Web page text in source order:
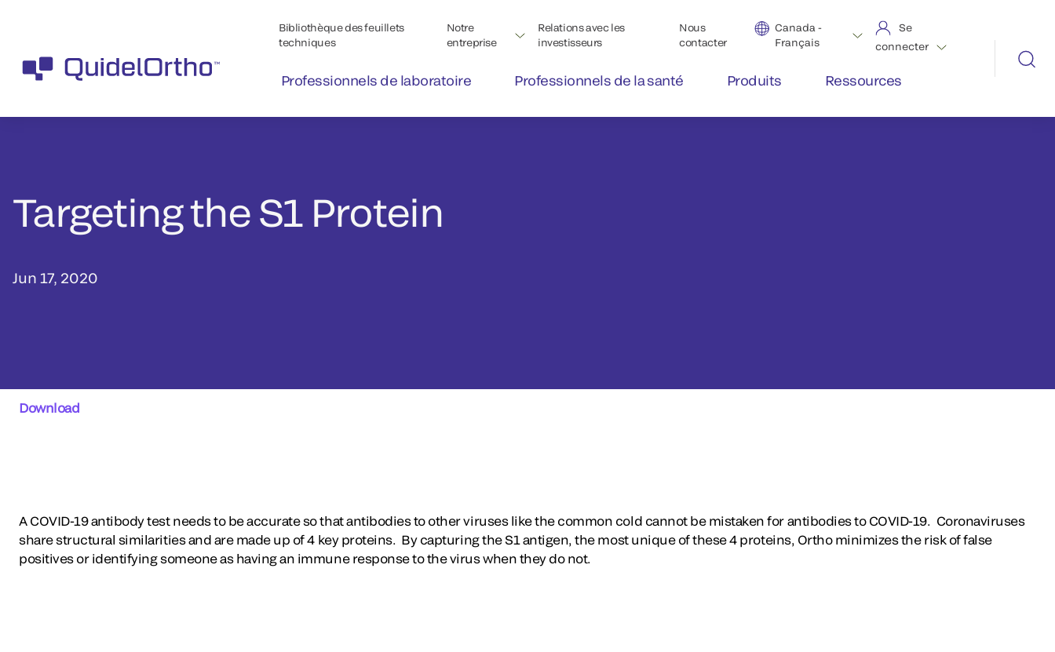
Bibliothèque des feuillets
techniques
Notre
entreprise
Relations avec les
investisseurs
Nous
contacter
Canada -
Français
Se
connecter
Professionnels de laboratoire Professionnels de la santé Produits Ressources
Targeting the S1 Protein
Jun 17, 2020
Download
A COVID-19 antibody test needs to be accurate so that antibodies to other viruses like the common cold cannot be mistaken for antibodies to COVID-19. Coronaviruses
share structural similarities and are made up of 4 key proteins. By capturing the S1 antigen, the most unique of these 4 proteins, Ortho minimizes the risk of false
positives or identifying someone as having an immune response to the virus when they do not.